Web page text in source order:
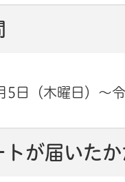
日（木曜日）～
トが届いた